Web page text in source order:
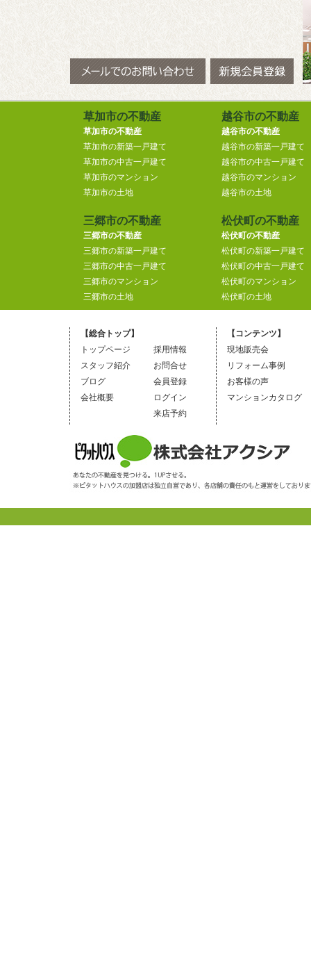
草加市の不動産
草加市の不動産
草加市の新築一戸建て
草加市の中古一戸建て
草加市のマンション
草加市の土地
越谷市の不動産
越谷市の不動産
越谷市の新築一戸建て
越谷市の中古一戸建て
越谷市のマンション
越谷市の土地
三郷市の不動産
三郷市の不動産
三郷市の新築一戸建て
三郷市の中古一戸建て
三郷市のマンション
三郷市の土地
松伏町の不動産
松伏町の不動産
松伏町の新築一戸建て
松伏町の中古一戸建て
松伏町のマンション
松伏町の土地
【総合トップ】
トップページ
スタッフ紹介
ブログ
会社概要
採用情報
お問合せ
会員登録
ログイン
来店予約
【コンテンツ】
現地販売会
リフォーム事例
お客様の声
マンションカタログ